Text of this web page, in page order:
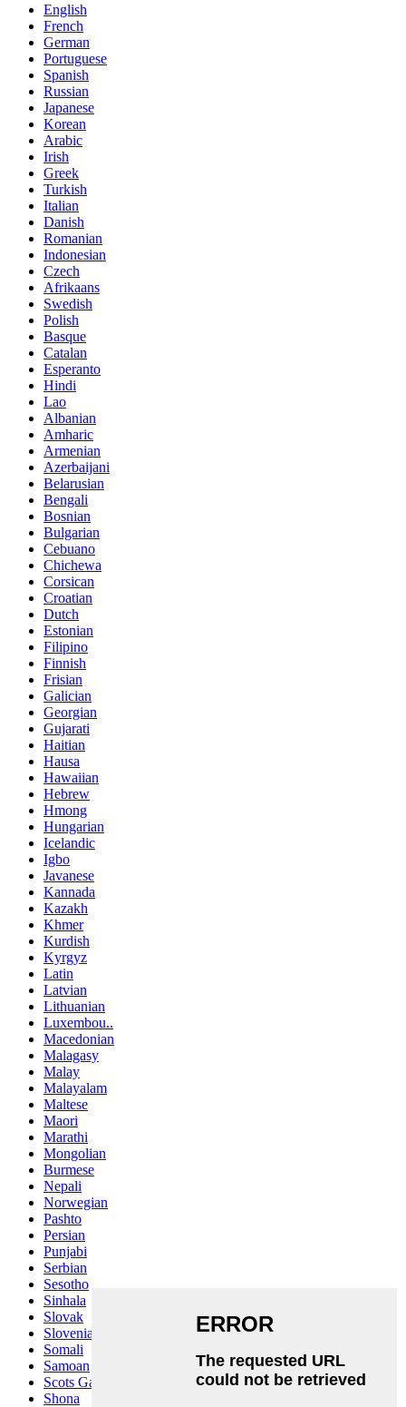
English
French
German
Portuguese
Spanish
Russian
Japanese
Korean
Arabic
Irish
Greek
Turkish
Italian
Danish
Romanian
Indonesian
Czech
Afrikaans
Swedish
Polish
Basque
Catalan
Esperanto
Hindi
Lao
Albanian
Amharic
Armenian
Azerbaijani
Belarusian
Bengali
Bosnian
Bulgarian
Cebuano
Chichewa
Corsican
Croatian
Dutch
Estonian
Filipino
Finnish
Frisian
Galician
Georgian
Gujarati
Haitian
Hausa
Hawaiian
Hebrew
Hmong
Hungarian
Icelandic
Igbo
Javanese
Kannada
Kazakh
Khmer
Kurdish
Kyrgyz
Latin
Latvian
Lithuanian
Luxembou..
Macedonian
Malagasy
Malay
Malayalam
Maltese
Maori
Marathi
Mongolian
Burmese
Nepali
Norwegian
Pashto
Persian
Punjabi
Serbian
Sesotho
Sinhala
Slovak
Slovenian
Somali
Samoan
Scots Gaelic
Shona